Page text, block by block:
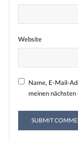
Website
Name, E-Mail-
meinen